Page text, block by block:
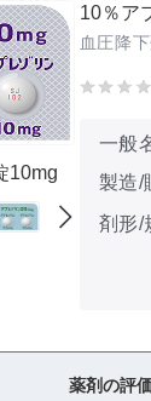
10mg
10％ア
血圧降下
一般
製造/
剤形/
薬剤の評